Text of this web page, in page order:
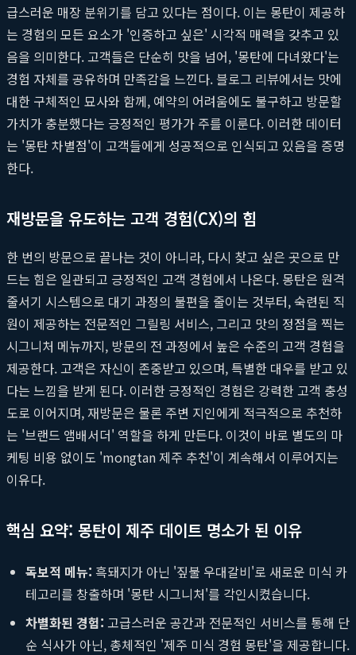
급스러운 매장 분위기를 담고 있다는 점이다. 이는 몽탄이 제공하
는 경험의 모든 요소가 '인증하고 싶은' 시각적 매력을 갖추고 있
음을 의미한다. 고객들은 단순히 맛을 넘어, '몽탄에 다녀왔다'는
경험 자체를 공유하며 만족감을 느낀다. 블로그 리뷰에서는 맛에
대한 구체적인 묘사와 함께, 예약의 어려움에도 불구하고 방문할
가치가 충분했다는 긍정적인 평가가 주를 이룬다. 이러한 데이터
는 '몽탄 차별점'이 고객들에게 성공적으로 인식되고 있음을 증명
한다.
재방문을 유도하는 고객 경험(CX)의 힘
한 번의 방문으로 끝나는 것이 아니라, 다시 찾고 싶은 곳으로 만
드는 힘은 일관되고 긍정적인 고객 경험에서 나온다. 몽탄은 원격
줄서기 시스템으로 대기 과정의 불편을 줄이는 것부터, 숙련된 직
원이 제공하는 전문적인 그릴링 서비스, 그리고 맛의 정점을 찍는
시그니처 메뉴까지, 방문의 전 과정에서 높은 수준의 고객 경험을
제공한다. 고객은 자신이 존중받고 있으며, 특별한 대우를 받고 있
다는 느낌을 받게 된다. 이러한 긍정적인 경험은 강력한 고객 충성
도로 이어지며, 재방문은 물론 주변 지인에게 적극적으로 추천하
는 '브랜드 앰배서더' 역할을 하게 만든다. 이것이 바로 별도의 마
케팅 비용 없이도 'mongtan 제주 추천'이 계속해서 이루어지는
이유다.
핵심 요약: 몽탄이 제주 데이트 명소가 된 이유
독보적 메뉴: 흑돼지가 아닌 '짚불 우대갈비'로 새로운 미식 카
테고리를 창출하며 '몽탄 시그니처'를 각인시켰습니다.
차별화된 경험: 고급스러운 공간과 전문적인 서비스를 통해 단
순 식사가 아닌, 총체적인 '제주 미식 경험 몽탄'을 제공합니다.